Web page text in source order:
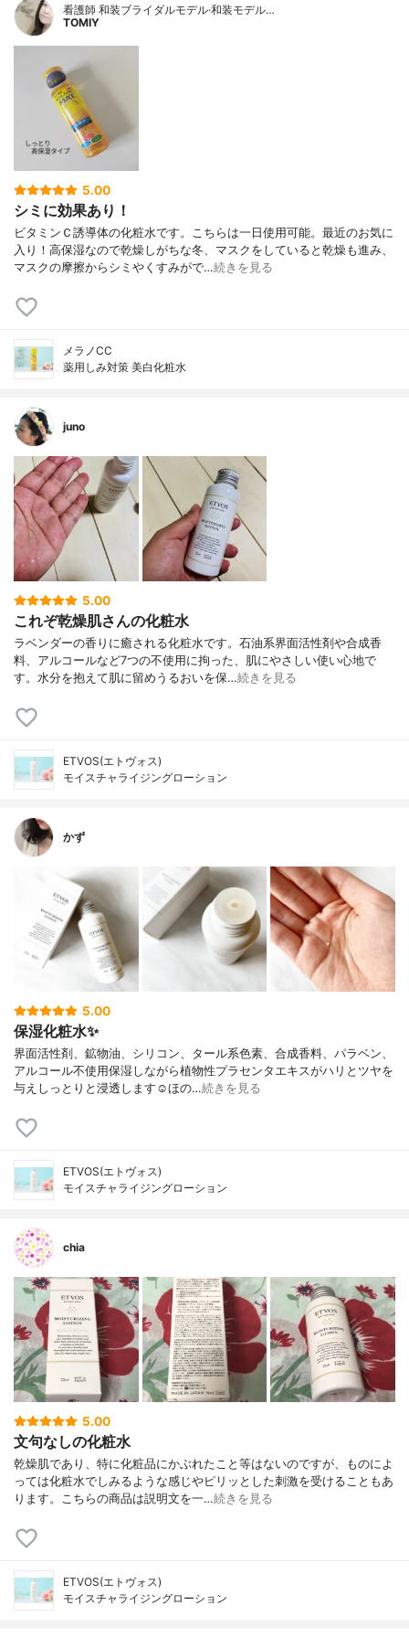
看護師 和装ブライダルモデル·和装モデル…
TOMIY
5.00
シミに効果あり！
ビタミンＣ誘導体の化粧水です。こちらは一日使用可能。最近のお気に
入り！高保湿なので乾燥しがちな冬、マスクをしていると乾燥も進み、
マスクの摩擦からシミやくすみがで…続きを見る
メラノCC
薬用しみ対策 美白化粧水
juno
5.00
これぞ乾燥肌さんの化粧水
ラベンダーの香りに癒される化粧水です。石油系界面活性剤や合成香
料、アルコールなど7つの不使用に拘った、肌にやさしい使い心地で
す。水分を抱えて肌に留めうるおいを保…続きを見る
ETVOS(エトヴォス)
モイスチャライジングローション
かず
5.00
保湿化粧水✨
界面活性剤、鉱物油、シリコン、タール系色素、合成香料、パラベン、
アルコール不使用保湿しながら植物性プラセンタエキスがハリとツヤを
与えしっとりと浸透します☺︎ほの…続きを見る
ETVOS(エトヴォス)
モイスチャライジングローション
chia
5.00
文句なしの化粧水
乾燥肌であり、特に化粧品にかぶれたこと等はないのですが、ものによ
っては化粧水でしみるような感じやピリッとした刺激を受けることもあ
ります。こちらの商品は説明文を一…続きを見る
ETVOS(エトヴォス)
モイスチャライジングローション